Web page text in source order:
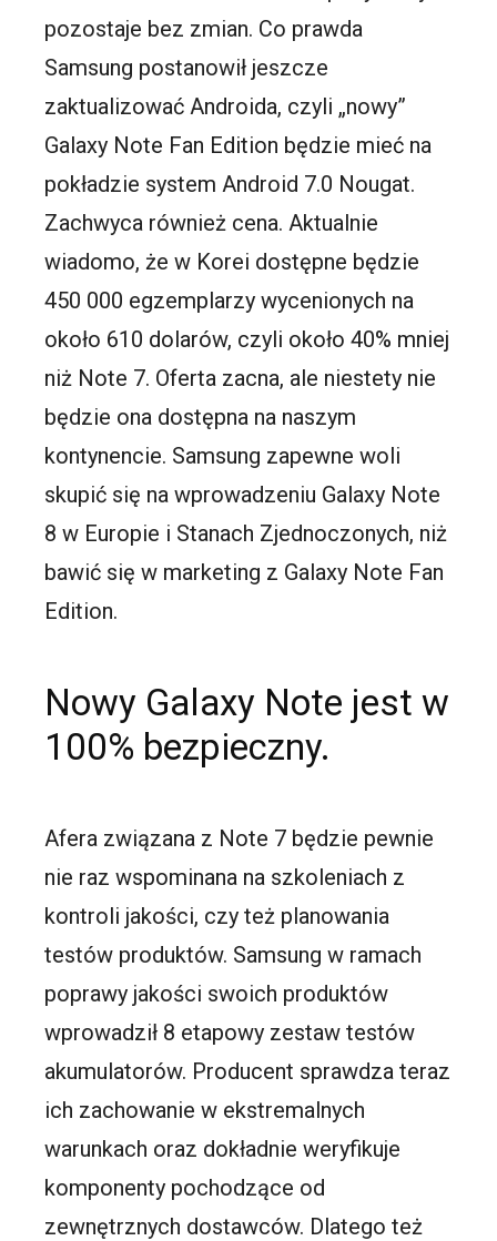
pozostaje bez zmian. Co prawda
Samsung postanowił jeszcze
zaktualizować Androida, czyli „nowy”
Galaxy Note Fan Edition będzie mieć na
pokładzie system Android 7.0 Nougat.
Zachwyca również cena. Aktualnie
wiadomo, że w Korei dostępne będzie
450 000 egzemplarzy wycenionych na
około 610 dolarów, czyli około 40% mniej
niż Note 7. Oferta zacna, ale niestety nie
będzie ona dostępna na naszym
kontynencie. Samsung zapewne woli
skupić się na wprowadzeniu Galaxy Note
8 w Europie i Stanach Zjednoczonych, niż
bawić się w marketing z Galaxy Note Fan
Edition.
Nowy Galaxy Note jest w
100% bezpieczny.
Afera związana z Note 7 będzie pewnie
nie raz wspominana na szkoleniach z
kontroli jakości, czy też planowania
testów produktów. Samsung w ramach
poprawy jakości swoich produktów
wprowadził 8 etapowy zestaw testów
akumulatorów. Producent sprawdza teraz
ich zachowanie w ekstremalnych
warunkach oraz dokładnie weryfikuje
komponenty pochodzące od
zewnętrznych dostawców. Dlatego też